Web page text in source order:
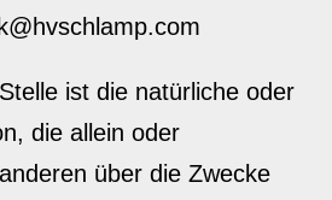
ist die natürliche oder
die allein oder
über die Zwecke